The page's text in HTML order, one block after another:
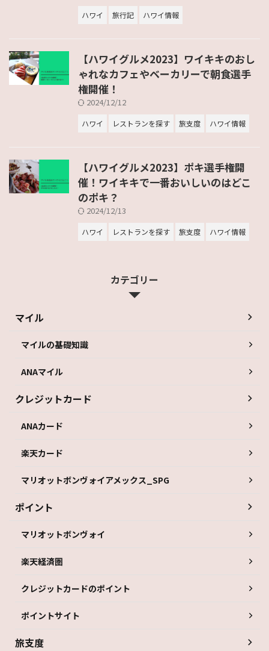
ハワイ 旅行記 ハワイ情報
【ハワイグルメ2023】ワイキキのおし
ゃれなカフェやベーカリーで朝食選手
権開催！
2024/12/12
ハワイ レストランを探す 旅支度 ハワイ情報
【ハワイグルメ2023】ポキ選手権開
催！ワイキキで一番おいしいのはどこ
のポキ？
2024/12/13
ハワイ レストランを探す 旅支度 ハワイ情報
カテゴリー
マイル
マイルの基礎知識
ANAマイル
クレジットカード
ANAカード
楽天カード
マリオットボンヴォイアメックス_SPG
ポイント
マリオットボンヴォイ
楽天経済圏
クレジットカードのポイント
ポイントサイト
旅支度